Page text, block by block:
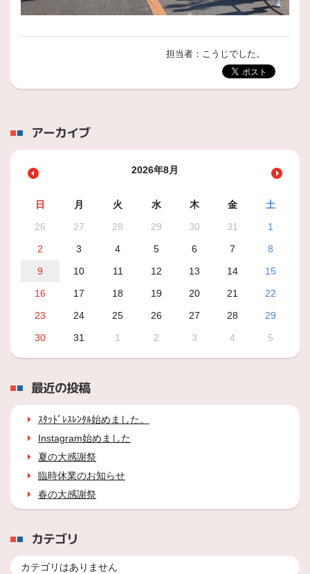
担当者：こうじでした。
アーカイブ
2026年8月
日 月 火 水 木 金
土
26
27 28 29 30 31
1
2
3 4 5 6 7
8
9
10 11 12 13 14
15
16
17 18 19 20 21
22
23
24 25 26 27 28
29
30
31 1 2 3 4 5
最近の投稿
ｽﾀｯﾄﾞﾚｽﾚﾝﾀﾙ始めました。
Instagram始めました
夏の大感謝祭
臨時休業のお知らせ
春の大感謝祭
カテゴリ
カテゴリはありません